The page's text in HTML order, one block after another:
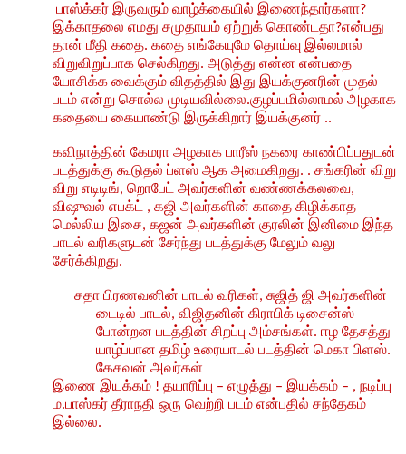
பாஸ்க்கர் இருவரும் வாழ்க்கையில் இணைந்தார்களா?
இக்காதலை எமது சமுதாயம் ஏற்றுக் கொண்டதா?என்பது
தான் மீதி கதை. கதை எங்கேயுமே தொய்வு இல்லமால்
விறுவிறுப்பாக செல்கிறது. அடுத்து என்ன என்பதை
யோசிக்க வைக்கும் விதத்தில் இது இயக்குனரின் முதல்
படம் என்று சொல்ல முடியவில்லை.குழப்பமில்லாமல் அழகாக
கதையை கையாண்டு இருக்கிறார் இயக்குனர் ..
கவிநாத்தின் கேமரா அழகாக பாரீஸ் நகரை காண்பிப்பதுடன்
படத்துக்கு கூடுதல் ப்ளஸ் ஆக அமைகிறது. . சங்கரின் விறு
விறு எடிடிங், றொபேட் அவர்களின் வண்ணக்கலவை,
விஷுவல் எபக்ட் , கஜி அவர்களின் காதை கிழிக்காத
மெல்லிய இசை, கஜன் அவர்களின் குரலின் இனிமை இந்த
பாடல் வரிகளுடன் சேர்ந்து படத்துக்கு மேலும் வலு
சேர்க்கிறது.
சதா பிரணவனின் பாடல் வரிகள், சுஜித் ஜி அவர்களின்
டைடில் பாடல், விஜிதனின் கிராபிக் டிசைன்ஸ்
போன்றன படத்தின் சிறப்பு அம்சங்கள். ஈழ தேசத்து
யாழ்ப்பான தமிழ் உரையாடல் படத்தின் மெகா பிளஸ்.
கேசவன் அவர்கள்
இணை இயக்கம் ! தயாரிப்பு – எழுத்து – இயக்கம் – , நடிப்பு
ம.பாஸ்கர் தீராநதி ஒரு வெற்றி படம் என்பதில் சந்தேகம்
இல்லை.